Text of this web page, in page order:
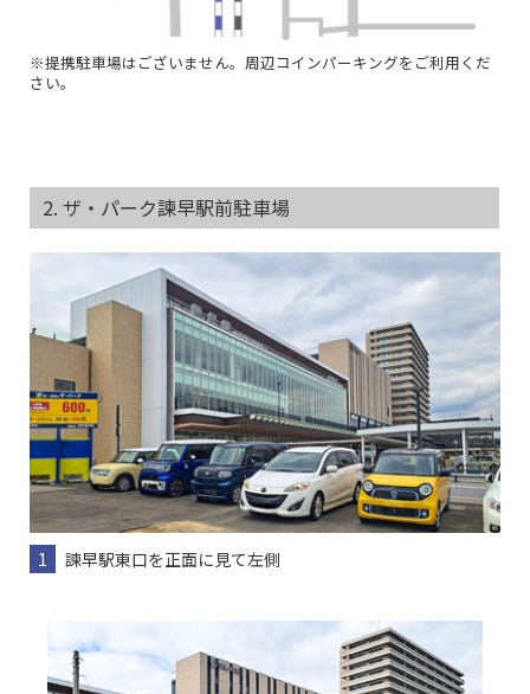
※提携駐車場はございません。周辺コインパーキングをご利用くだ
さい。
2. ザ・パーク諫早駅前駐車場
1 諫早駅東口を正面に見て左側